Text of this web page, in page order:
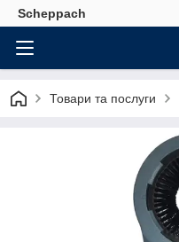
Scheppach
Товари та послуги